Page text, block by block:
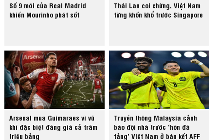
Số 9 mới của Real Madrid
khiến Mourinho phát sốt
Thái Lan coi chừng, Việt Nam
từng khốn khổ trước Singapore
Arsenal mua Guimaraes vì vũ
khí đặc biệt đáng giá cả trăm
triệu bảng
Truyền thông Malaysia cảnh
báo đội nhà trước ‘hòn đá
tảng’ Việt Nam ở bán kết AFF